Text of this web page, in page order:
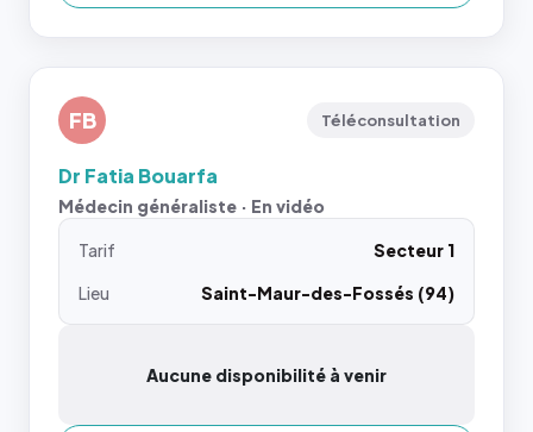
FB Téléconsultation
Dr Fatia Bouarfa
Médecin généraliste · En vidéo
Tarif
Secteur 1
Lieu
Saint-Maur-des-Fossés (94)
Aucune disponibilité à venir